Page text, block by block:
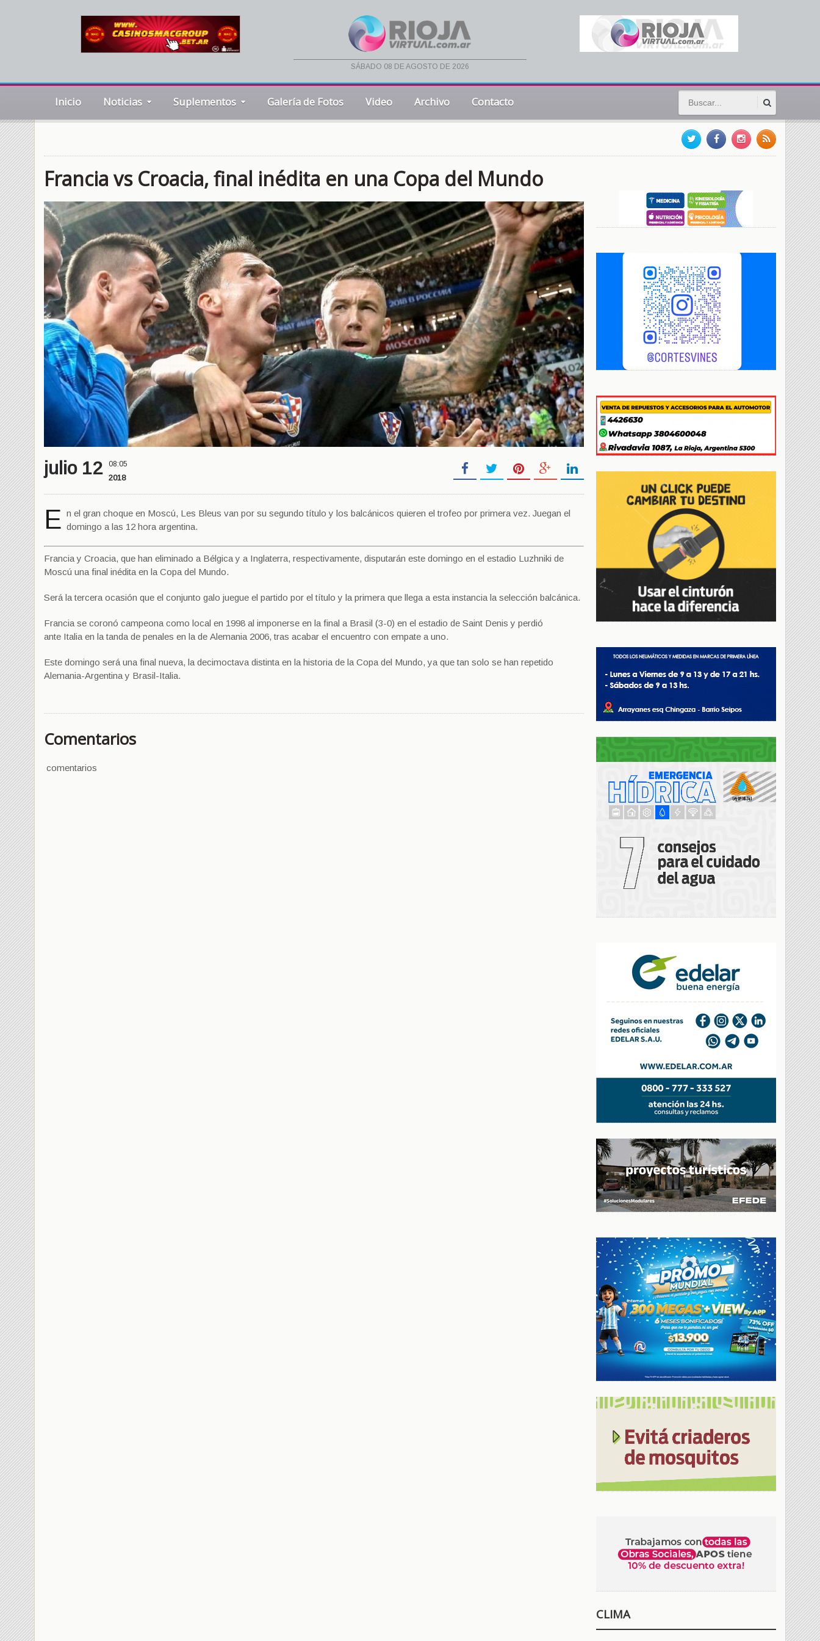
sábado 08 de agosto de 2026
Inicio Noticias Suplementos Galería de Fotos Video Archivo Contacto
Francia vs Croacia, final inédita en una Copa del Mundo
julio 12 08:05
2018
E n el gran choque en Moscú, Les Bleus van por su segundo título y los balcánicos quieren el trofeo por primera vez. Juegan el
domingo a las 12 hora argentina.
Francia y Croacia, que han eliminado a Bélgica y a Inglaterra, respectivamente, disputarán este domingo en el estadio Luzhniki de
Moscú una final inédita en la Copa del Mundo.
Será la tercera ocasión que el conjunto galo juegue el partido por el título y la primera que llega a esta instancia la selección balcánica.
Francia se coronó campeona como local en 1998 al imponerse en la final a Brasil (3-0) en el estadio de Saint Denis y perdió
ante Italia en la tanda de penales en la de Alemania 2006, tras acabar el encuentro con empate a uno.
Este domingo será una final nueva, la decimoctava distinta en la historia de la Copa del Mundo, ya que tan solo se han repetido
Alemania-Argentina y Brasil-Italia.
Comentarios
comentarios
CLIMA